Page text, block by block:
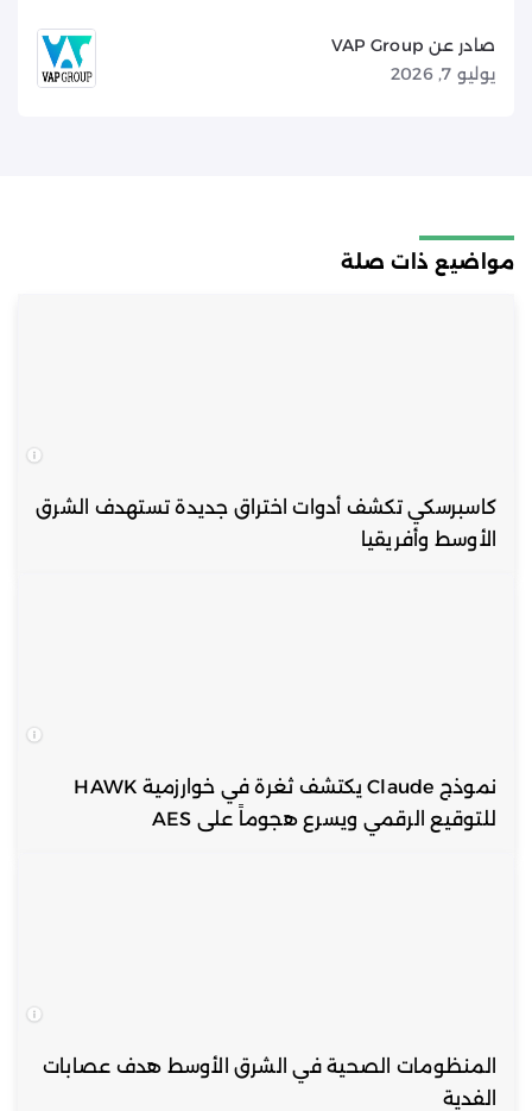
صادر عن VAP Group
يوليو 7, 2026
مواضيع ذات صلة
كاسبرسكي تكشف أدوات اختراق جديدة تستهدف الشرق
الأوسط وأفريقيا
نموذج Claude يكتشف ثغرة في خوارزمية HAWK
للتوقيع الرقمي ويسرع هجوماً على AES
المنظومات الصحية في الشرق الأوسط هدف عصابات
الفدية